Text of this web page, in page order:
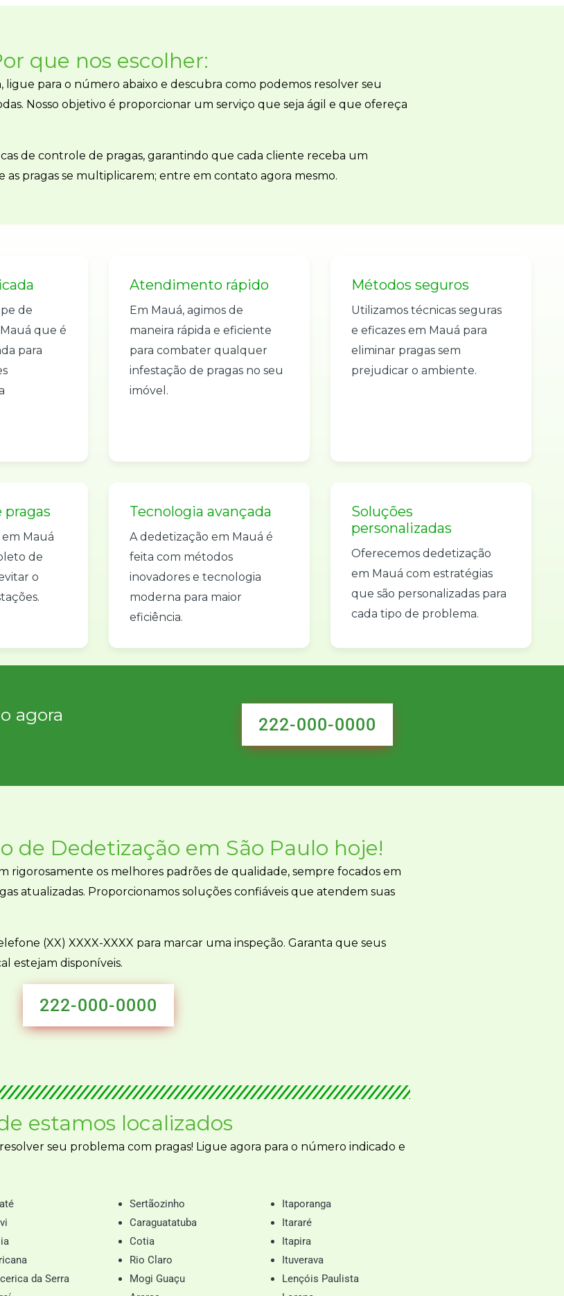
que nos escolher:
para o número abaixo e descubra como podemos resolver seu
Nosso objetivo é proporcionar um serviço que seja ágil e que ofereça
de controle de pragas, garantindo que cada cliente receba um
pragas se multiplicarem; entre em contato agora mesmo.
de
que é
para
Atendimento rápido
Em Mauá, agimos de
maneira rápida e eficiente
para combater qualquer
infestação de pragas no seu
imóvel.
Métodos seguros
Utilizamos técnicas seguras
e eficazes em Mauá para
eliminar pragas sem
prejudicar o ambiente.
pragas
Mauá
de
o
Tecnologia avançada
A dedetização em Mauá é
feita com métodos
inovadores e tecnologia
moderna para maior
eficiência.
Soluções
personalizadas
Oferecemos dedetização
em Mauá com estratégias
que são personalizadas para
cada tipo de problema.
agora
222-000-0000
de Dedetização em São Paulo hoje!
rigorosamente os melhores padrões de qualidade, sempre focados em
atualizadas. Proporcionamos soluções confiáveis que atendem suas
(XX) XXXX-XXXX para marcar uma inspeção. Garanta que seus
estejam disponíveis.
222-000-0000
estamos localizados
seu problema com pragas! Ligue agora para o número indicado e
da Serra
Sertãozinho
Caraguatatuba
Cotia
Rio Claro
Mogi Guaçu
Itaporanga
Itararé
Itapira
Ituverava
Lençóis Paulista